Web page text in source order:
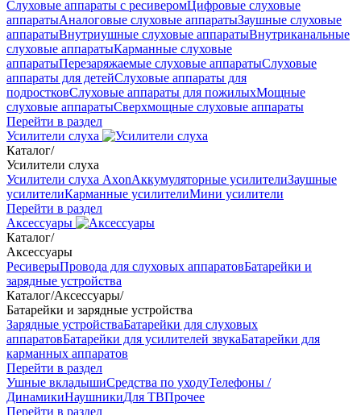
Слуховые аппараты с ресиверомЦифровые слуховые
аппаратыАналоговые слуховые аппаратыЗаушные слуховые
аппаратыВнутриушные слуховые аппаратыВнутриканальные
слуховые аппаратыКарманные слуховые
аппаратыПерезаряжаемые слуховые аппаратыСлуховые
аппараты для детейСлуховые аппараты для
подростковСлуховые аппараты для пожилыхМощные
слуховые аппаратыСверхмощные слуховые аппараты
Перейти в раздел
Усилители слуха
Каталог/
Усилители слуха
Усилители слуха AxonАккумуляторные усилителиЗаушные
усилителиКарманные усилителиМини усилители
Перейти в раздел
Аксессуары
Каталог/
Аксессуары
РесиверыПровода для слуховых аппаратовБатарейки и
зарядные устройства
Каталог/Аксессуары/
Батарейки и зарядные устройства
Зарядные устройстваБатарейки для слуховых
аппаратовБатарейки для усилителей звукаБатарейки для
карманных аппаратов
Перейти в раздел
Ушные вкладышиСредства по уходуТелефоны /
ДинамикиНаушникиДля ТВПрочее
Перейти в раздел